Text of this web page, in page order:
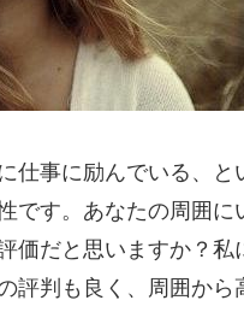
事に励んでいる、と
です。あなたの周囲
価だと思いますか？
評判も良く、周囲か